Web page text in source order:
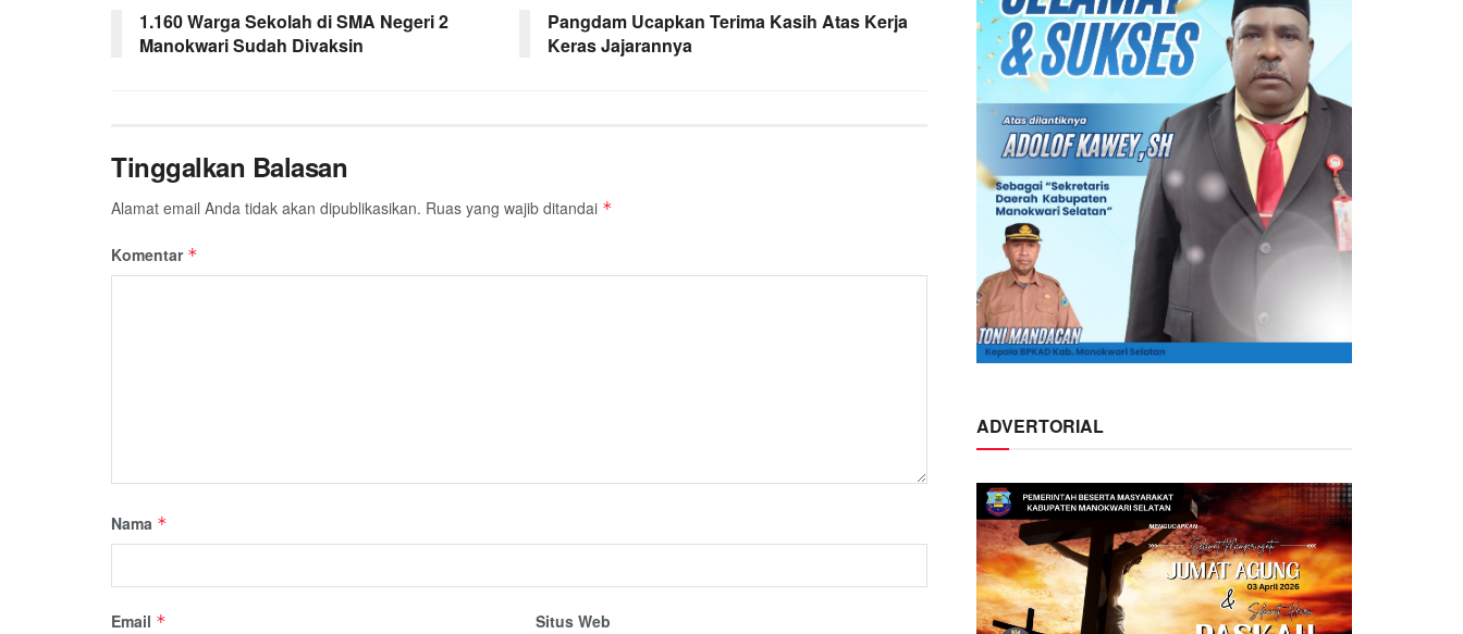
1.160 Warga Sekolah di SMA Negeri 2
Manokwari Sudah Divaksin
Pangdam Ucapkan Terima Kasih Atas Kerja
Keras Jajarannya
Tinggalkan Balasan
Alamat email Anda tidak akan dipublikasikan. Ruas yang wajib ditandai *
Komentar *
Nama *
Email * Situs Web
ADVERTORIAL